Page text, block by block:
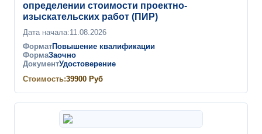
определении стоимости проектно-
изыскательских работ (ПИР)
Дата начала:11.08.2026
ФорматПовышение квалификации
ФормаЗаочно
ДокументУдостоверение
Стоимость:39900 Руб